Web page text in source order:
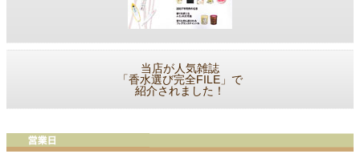
当店が人気雑誌
「香水選び完全FILE」で
紹介されました！